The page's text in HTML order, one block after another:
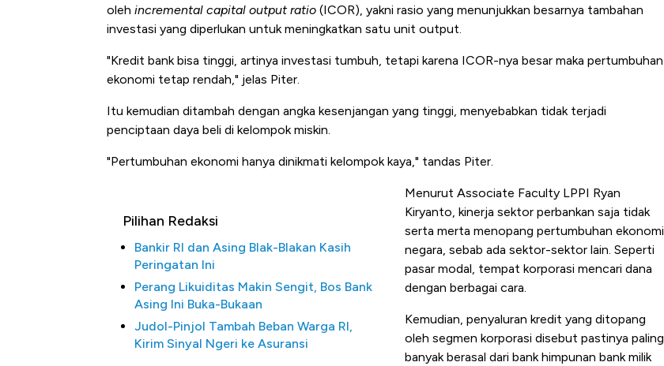
oleh incremental capital output ratio (ICOR), yakni rasio yang menunjukkan besarnya tambahan
investasi yang diperlukan untuk meningkatkan satu unit output.
"Kredit bank bisa tinggi, artinya investasi tumbuh, tetapi karena ICOR-nya besar maka pertumbuhan
ekonomi tetap rendah," jelas Piter.
Itu kemudian ditambah dengan angka kesenjangan yang tinggi, menyebabkan tidak terjadi
penciptaan daya beli di kelompok miskin.
"Pertumbuhan ekonomi hanya dinikmati kelompok kaya," tandas Piter.
Pilihan Redaksi
Bankir RI dan Asing Blak-Blakan Kasih
Peringatan Ini
Perang Likuiditas Makin Sengit, Bos Bank
Asing Ini Buka-Bukaan
Judol-Pinjol Tambah Beban Warga RI,
Kirim Sinyal Ngeri ke Asuransi
Menurut Associate Faculty LPPI Ryan
Kiryanto, kinerja sektor perbankan saja tidak
serta merta menopang pertumbuhan ekonomi
negara, sebab ada sektor-sektor lain. Seperti
pasar modal, tempat korporasi mencari dana
dengan berbagai cara.
Kemudian, penyaluran kredit yang ditopang
oleh segmen korporasi disebut pastinya paling
banyak berasal dari bank himpunan bank milik
5 Raja Ekonomi Indonesia: Maaf, Gak
Ada Jawa!